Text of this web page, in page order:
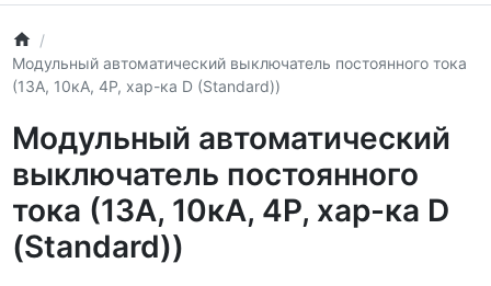
Модульный автоматический выключатель постоянного тока
(13А, 10кА, 4P, хар-ка D (Standard))
Модульный автоматический
выключатель постоянного
тока (13А, 10кА, 4P, хар-ка D
(Standard))